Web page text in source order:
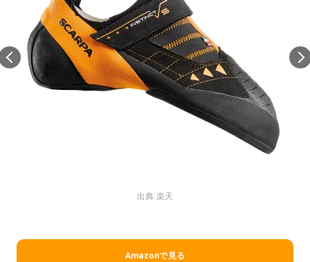
出典:楽天
Amazonで見る